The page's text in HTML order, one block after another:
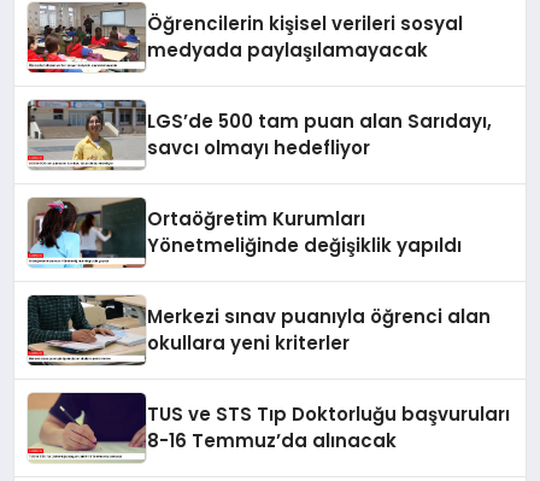
Öğrencilerin kişisel verileri sosyal
medyada paylaşılamayacak
LGS’de 500 tam puan alan Sarıdayı,
savcı olmayı hedefliyor
Ortaöğretim Kurumları
Yönetmeliğinde değişiklik yapıldı
Merkezi sınav puanıyla öğrenci alan
okullara yeni kriterler
TUS ve STS Tıp Doktorluğu başvuruları
8-16 Temmuz’da alınacak